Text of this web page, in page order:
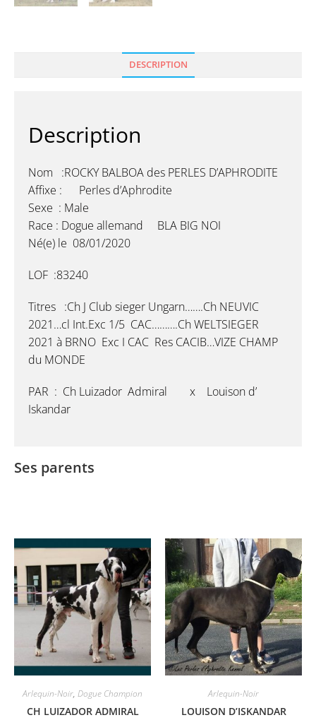
DESCRIPTION
Description
Nom :ROCKY BALBOA des PERLES D’APHRODITE
Affixe : Perles d’Aphrodite
Sexe : Male
Race : Dogue allemand BLA BIG NOI
Né(e) le 08/01/2020
LOF :83240
Titres :Ch J Club sieger Ungarn…….Ch NEUVIC
2021…cl Int.Exc 1/5 CAC……….Ch WELTSIEGER
2021 à BRNO Exc I CAC Res CACIB…VIZE CHAMP
du MONDE
PAR : Ch Luizador Admiral x Louison d’
Iskandar
Ses parents
Arlequin-Noir, Dogue Champion
CH LUIZADOR ADMIRAL
Arlequin-Noir
LOUISON D’ISKANDAR